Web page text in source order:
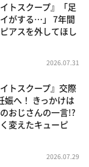
トスクープ』「足
がする…」 7年間
アスを外してほし
2026.07.31
イトスクープ』交際
娠へ！ きっかけは
おじさんの一言!?
変えたキューピ
2026.07.29